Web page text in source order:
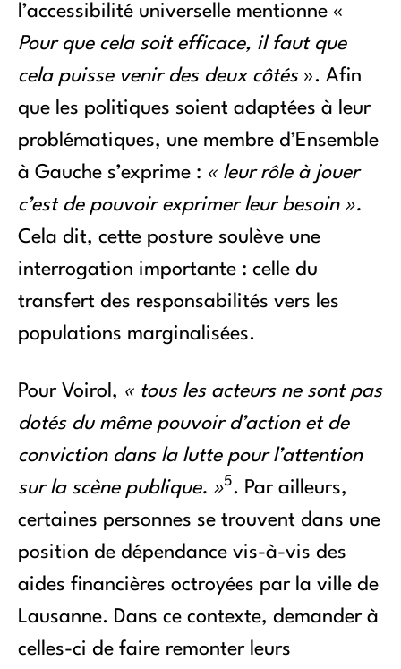
l’accessibilité universelle mentionne «
Pour que cela soit efficace, il faut que
cela puisse venir des deux côtés ». Afin
que les politiques soient adaptées à leur
problématiques, une membre d’Ensemble
à Gauche s’exprime : « leur rôle à jouer
c’est de pouvoir exprimer leur besoin ».
Cela dit, cette posture soulève une
interrogation importante : celle du
transfert des responsabilités vers les
populations marginalisées.
Pour Voirol, « tous les acteurs ne sont pas
dotés du même pouvoir d’action et de
conviction dans la lutte pour l’attention
sur la scène publique. »5. Par ailleurs,
certaines personnes se trouvent dans une
position de dépendance vis-à-vis des
aides financières octroyées par la ville de
Lausanne. Dans ce contexte, demander à
celles-ci de faire remonter leurs